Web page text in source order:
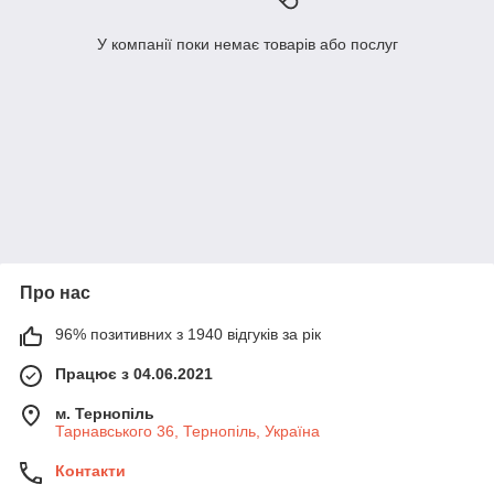
У компанії поки немає товарів або послуг
Про нас
96% позитивних з 1940 відгуків за рік
Працює з 04.06.2021
м. Тернопіль
Тарнавського 36, Тернопіль, Україна
Контакти